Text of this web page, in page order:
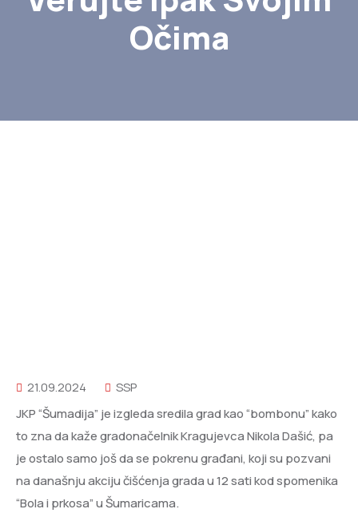
Očima
21.09.2024
SSP
JKP “Šumadija” je izgleda sredila grad kao “bombonu” kako
to zna da kaže gradonačelnik Kragujevca Nikola Dašić, pa
je ostalo samo još da se pokrenu građani, koji su pozvani
na današnju akciju čišćenja grada u 12 sati kod spomenika
“Bola i prkosa” u Šumaricama.